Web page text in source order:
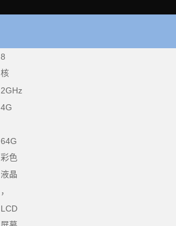
8
核
2GHz
4G
64G
彩色
液晶
，
LCD